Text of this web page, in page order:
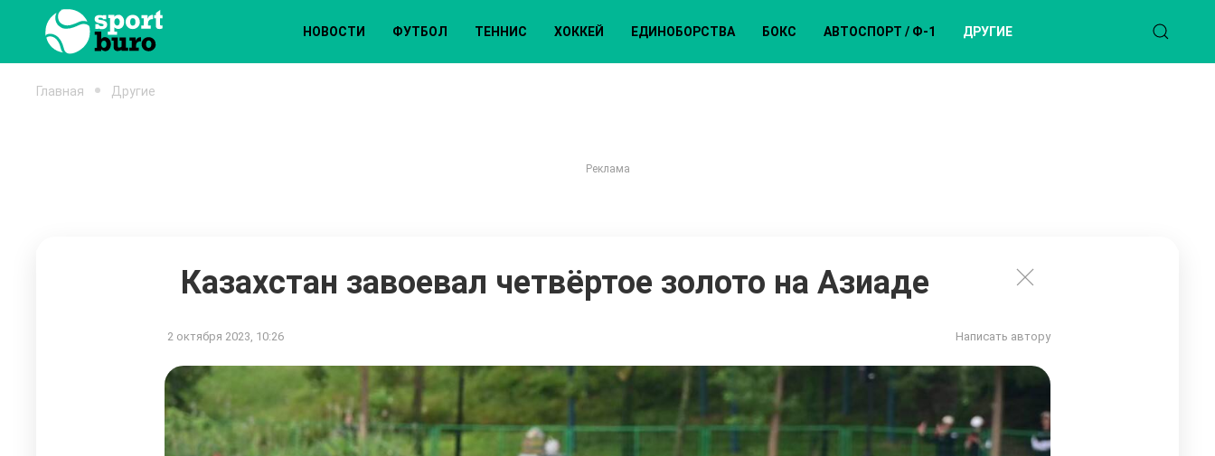
НОВОСТИ ФУТБОЛ ТЕННИС ХОККЕЙ ЕДИНОБОРСТВА БОКС АВТОСПОРТ / Ф-1 ДРУГИЕ
Главная Другие
Казахстан завоевал четвёртое золото на Азиаде
2 октября 2023, 10:26 Написать автору